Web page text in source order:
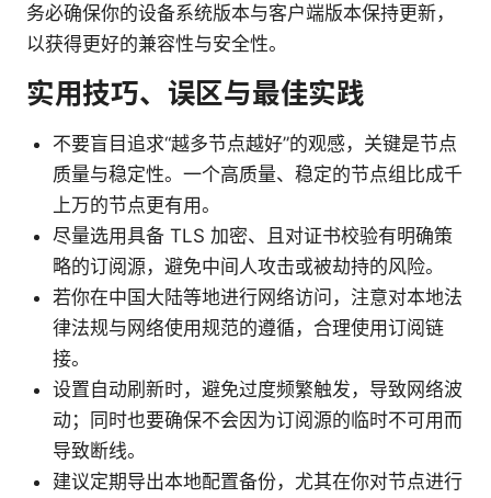
务必确保你的设备系统版本与客户端版本保持更新，
以获得更好的兼容性与安全性。
实用技巧、误区与最佳实践
不要盲目追求“越多节点越好”的观感，关键是节点
质量与稳定性。一个高质量、稳定的节点组比成千
上万的节点更有用。
尽量选用具备 TLS 加密、且对证书校验有明确策
略的订阅源，避免中间人攻击或被劫持的风险。
若你在中国大陆等地进行网络访问，注意对本地法
律法规与网络使用规范的遵循，合理使用订阅链
接。
设置自动刷新时，避免过度频繁触发，导致网络波
动；同时也要确保不会因为订阅源的临时不可用而
导致断线。
建议定期导出本地配置备份，尤其在你对节点进行